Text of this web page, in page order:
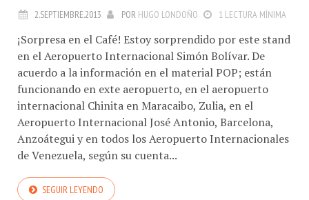
2.SEPTIEMBRE.2013 POR HUGO LONDOÑO 1 LECTURA MÍNIMA
¡Sorpresa en el Café! Estoy sorprendido por este stand
en el Aeropuerto Internacional Simón Bolívar. De
acuerdo a la información en el material POP; están
funcionando en exte aeropuerto, en el aeropuerto
internacional Chinita en Maracaibo, Zulia, en el
Aeropuerto Internacional José Antonio, Barcelona,
Anzoátegui y en todos los Aeropuerto Internacionales
de Venezuela, según su cuenta...
SEGUIR LEYENDO